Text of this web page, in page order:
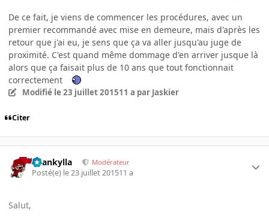
De ce fait, je viens de commencer les procédures, avec un
premier recommandé avec mise en demeure, mais d'après les
retour que j'ai eu, je sens que ça va aller jusqu'au juge de
proximité. C'est quand même dommage d'en arriver jusque là
alors que ça faisait plus de 10 ans que tout fonctionnait
correctement
Modifié le 23 juillet 201511 a par Jaskier
Citer
beankylla Modérateur
Posté(e) le 23 juillet 201511 a
Salut,